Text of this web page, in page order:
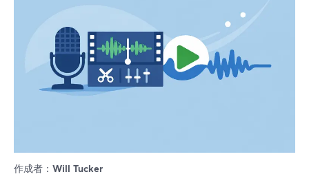
作成者： Will Tucker